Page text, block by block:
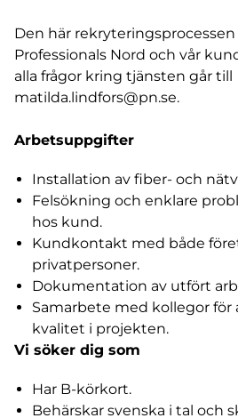
Den här rekryteringsprocessen
Professionals Nord och vår
alla frågor kring tjänsten går till
matilda.lindfors@pn.se.
Arbetsuppgifter
Installation av fiber- och
Felsökning och enklare
hos kund.
Kundkontakt med både
privatpersoner.
Dokumentation av utfört
Samarbete med kollegor för
kvalitet i projekten.
Vi söker dig som
Har B-körkort.
Behärskar svenska i tal och